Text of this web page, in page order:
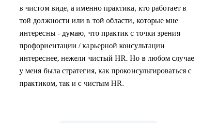
в чистом виде, а именно практика, кто работает в
той должности или в той области, которые мне
интересны - думаю, что практик с точки зрения
профориентации / карьерной консультации
интереснее, нежели чистый HR. Но в любом случае
у меня была стратегия, как проконсультироваться с
практиком, так и с чистым HR.